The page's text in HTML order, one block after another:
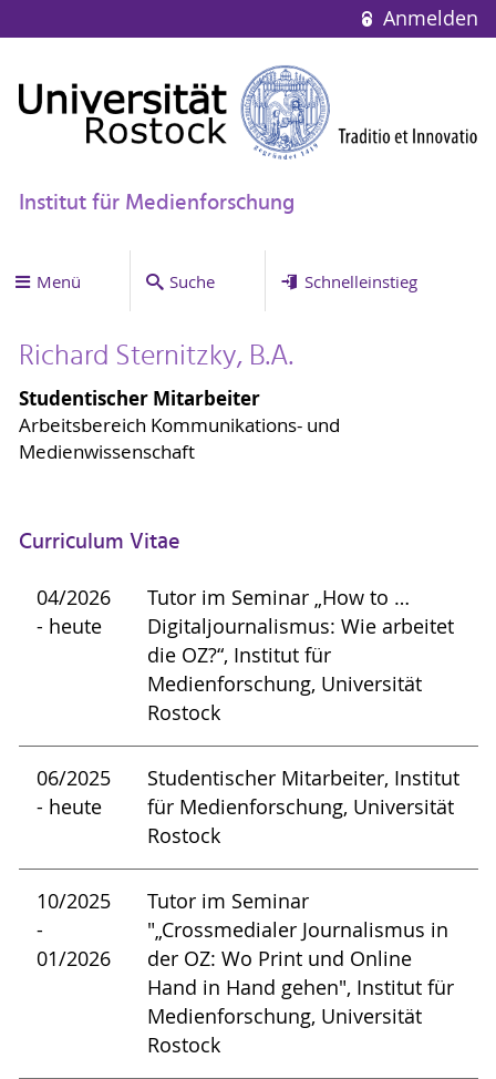
Anmelden
Institut für Medienforschung
Menü Suche Schnelleinstieg
Richard Sternitzky, B.A.
Studentischer Mitarbeiter
Arbeitsbereich Kommunikations- und
Medienwissenschaft
Curriculum Vitae
04/2026
- heute
Tutor im Seminar „How to …
Digitaljournalismus: Wie arbeitet
die OZ?“, Institut für
Medienforschung, Universität
Rostock
06/2025
- heute
Studentischer Mitarbeiter, Institut
für Medienforschung, Universität
Rostock
10/2025
-
01/2026
Tutor im Seminar
"„Crossmedialer Journalismus in
der OZ: Wo Print und Online
Hand in Hand gehen", Institut für
Medienforschung, Universität
Rostock